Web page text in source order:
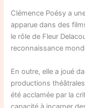
Clémence Poésy a
apparue dans des
le rôle de Fleur
reconnaissance
En outre, elle a joué
productions
été acclamée par la